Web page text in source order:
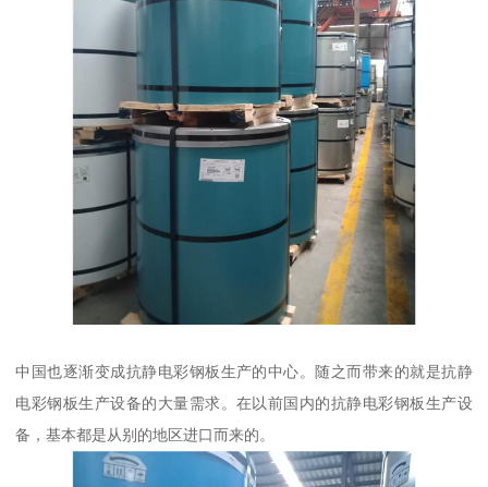
中国也逐渐变成抗静电彩钢板生产的中心。随之而带来的就是抗静
电彩钢板生产设备的大量需求。在以前国内的抗静电彩钢板生产设
备，基本都是从别的地区进口而来的。